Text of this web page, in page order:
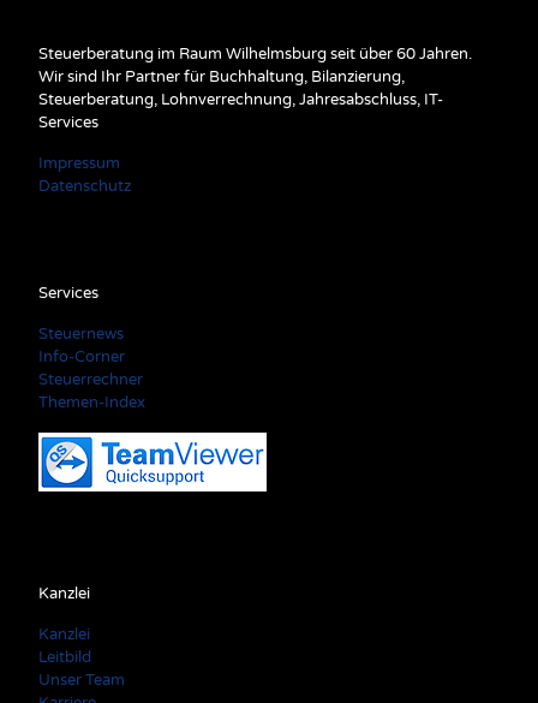
Steuerberatung im Raum Wilhelmsburg seit über 60 Jahren.
Wir sind Ihr Partner für Buchhaltung, Bilanzierung,
Steuerberatung, Lohnverrechnung, Jahresabschluss, IT-
Services
Impressum
Datenschutz
Services
Steuernews
Info-Corner
Steuerrechner
Themen-Index
Kanzlei
Kanzlei
Leitbild
Unser Team